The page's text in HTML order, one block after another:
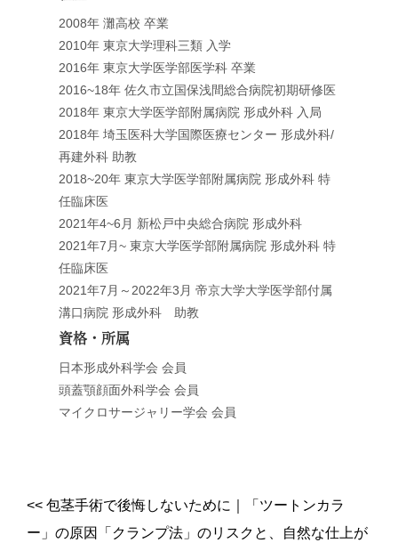
2008年 灘高校 卒業
2010年 東京大学理科三類 入学
2016年 東京大学医学部医学科 卒業
2016~18年 佐久市立国保浅間総合病院初期研修医
2018年 東京大学医学部附属病院 形成外科 入局
2018年 埼玉医科大学国際医療センター 形成外科/
再建外科 助教
2018~20年 東京大学医学部附属病院 形成外科 特
任臨床医
2021年4~6月 新松戸中央総合病院 形成外科
2021年7月~ 東京大学医学部附属病院 形成外科 特
任臨床医
2021年7月～2022年3月 帝京大学大学医学部付属
溝口病院 形成外科 助教
資格・所属
日本形成外科学会 会員
頭蓋顎顔面外科学会 会員
マイクロサージャリー学会 会員
<<包茎手術で後悔しないために｜「ツートンカラ
ー」の原因「クランプ法」のリスクと、自然な仕上が